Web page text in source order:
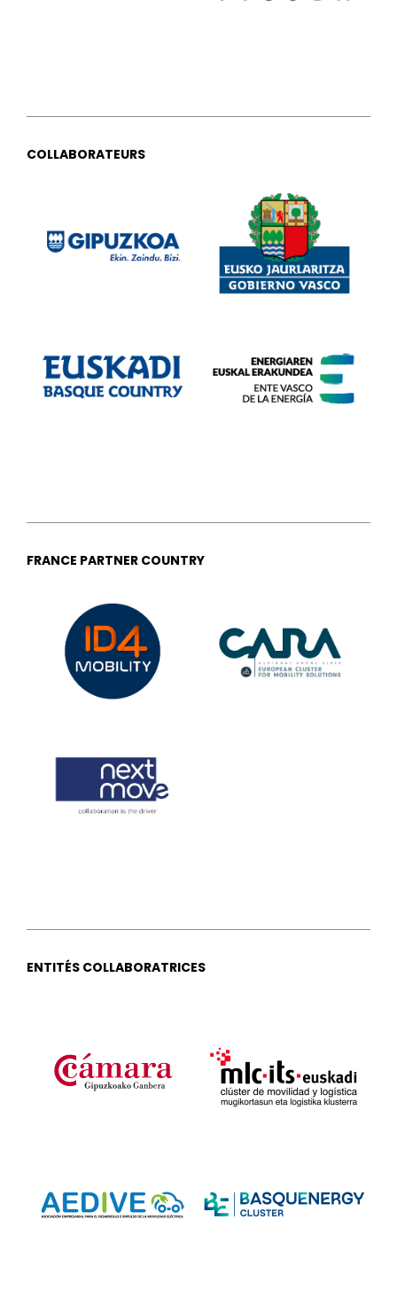
COLLABORATEURS
FRANCE PARTNER COUNTRY
ENTITÉS COLLABORATRICES